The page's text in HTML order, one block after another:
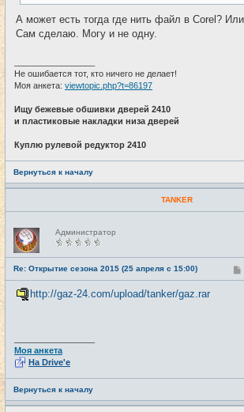
А может есть тогда где нить файл в Corel?
Сам сделаю. Могу и не одну.
Не ошибается тот, кто ничего не делает!
Моя анкета: viewtopic.php?t=86197
Ищу бежевые обшивки дверей 2410
и пластиковые накладки низа дверей
Куплю рулевой редуктор 2410
Вернуться к началу
TANKER
Н
е
в
с
е
т
и
Администратор
Re: Открытие сезона 2015 (25 апреля с 15:00)
http://gaz-24.com/upload/tanker/gaz.rar
Моя анкета
На Drive'e
Вернуться к началу